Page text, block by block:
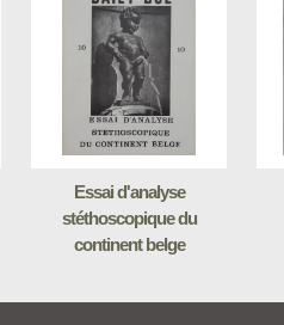
Essai d'analyse
stéthoscopique du
continent belge